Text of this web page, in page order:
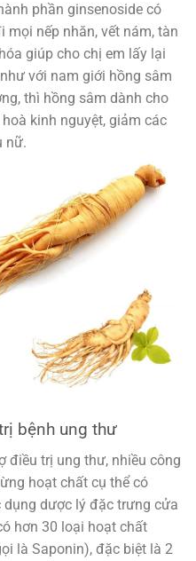
phần ginsenoside có
mọi nếp nhăn, vết nám, tàn
giúp cho chị em lấy lại
với nam giới hồng sâm
thì hồng sâm dành cho
kinh nguyệt, giảm các
nữ.
bệnh ung thư
điều trị ung thư, nhiều công
hoạt chất cụ thể có
dược lý đặc trưng cửa
hơn 30 loại hoạt chất
là Saponin), đặc biệt là 2